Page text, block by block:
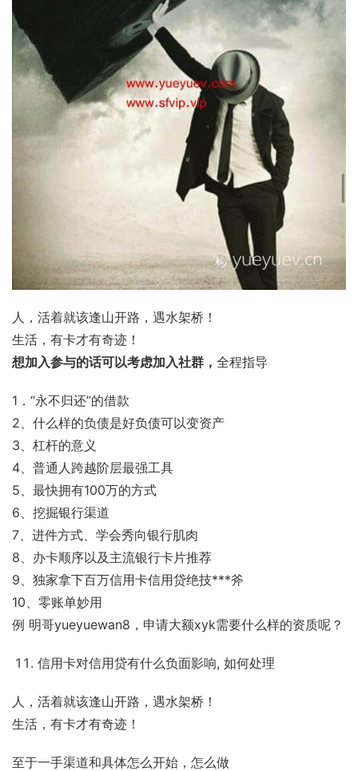
人，活着就该逢山开路，遇水架桥！
生活，有卡才有奇迹！
想加入参与的话可以考虑加入社群， 全程指导
1．“永不归还”的借款
2、什么样的负债是好负债可以变资产
3、杠杆的意义
4、普通人跨越阶层最强工具
5、最快拥有100万的方式
6、挖掘银行渠道
7、进件方式、学会秀向银行肌肉
8、办卡顺序以及主流银行卡片推荐
9、独家拿下百万信用卡信用贷绝技***斧
10、零账单妙用
例 明哥yueyuewan8，申请大额xyk需要什么样的资质呢？
信用卡对信用贷有什么负面影响, 如何处理
人，活着就该逢山开路，遇水架桥！
生活，有卡才有奇迹！
至于一手渠道和具体怎么开始，怎么做